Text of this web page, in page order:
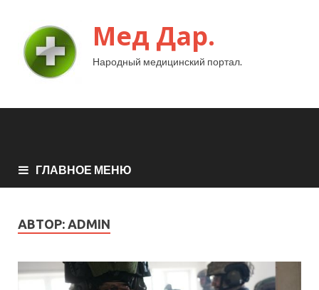
Мед Дар.
Народный медицинский портал.
ГЛАВНОЕ МЕНЮ
АВТОР: ADMIN